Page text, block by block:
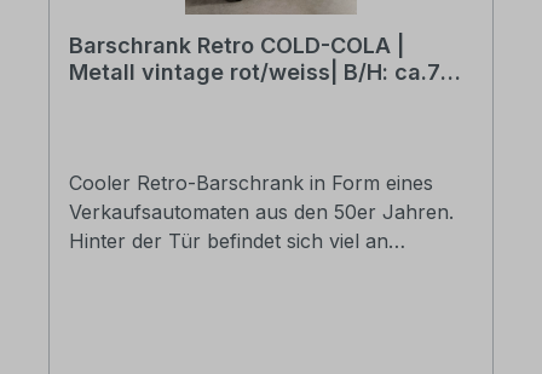
Barschrank Retro COLD-COLA |
Metall vintage rot/weiss| B/H: ca.73 x
Cooler Retro-Barschrank in Form eines
Verkaufsautomaten aus den 50er Jahren.
Hinter der Tür befindet sich viel an